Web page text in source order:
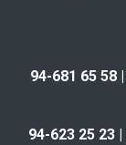
94-681 65 58 |
94-623 25 23 |